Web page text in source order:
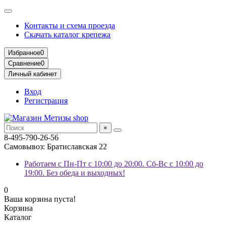
Контакты и схема проезда
Скачать каталог крепежа
Избранное0
Сравнение0
Личный кабинет
Вход
Регистрация
×
8-495-790-26-56
Самовывоз: Братиславская 22
Работаем с Пн-Пт с 10:00 до 20:00. Сб-Вс с 10:00 до
19:00. Без обеда и выходных!
0
Ваша корзина пуста!
Корзина
Каталог